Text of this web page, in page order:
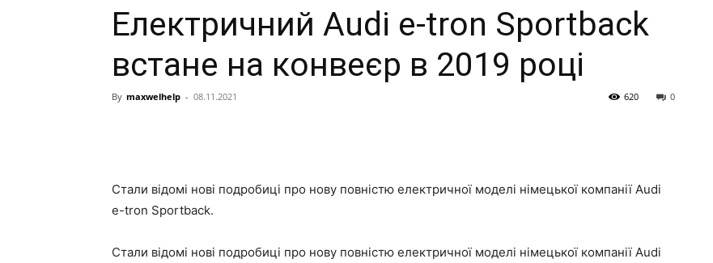
Електричний Audi e-tron Sportback
встане на конвеєр в 2019 році
By maxwelhelp - 08.11.2021 0
620
Стали відомі нові подробиці про нову повністю електричної моделі німецької компанії Audi
e-tron Sportback.
Стали відомі нові подробиці про нову повністю електричної моделі німецької компанії Audi